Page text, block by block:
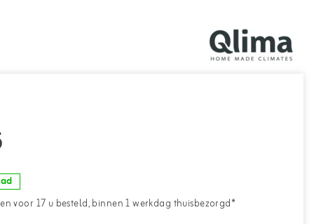
voor 17 u besteld, binnen 1 werkdag thuisbezorgd*